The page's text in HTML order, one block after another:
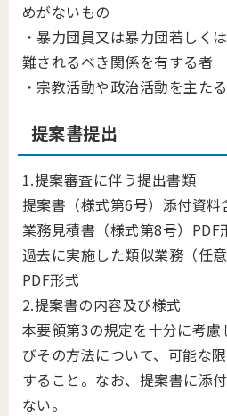
めがないもの
・暴⼒団員⼜は暴⼒団若しく
難されるべき関係を有する者
・宗教活動や政治活動を主た
提案書提出
1.提案審査に伴う提出書類
提案書（様式第6号）添付資料
業務見積書（様式第8号）PDF
過去に実施した類似業務（任
PDF形式
2.提案書の内容及び様式
本要領第3の規定を十分に考
びその方法について、可能な
すること。なお、提案書に添
ない。